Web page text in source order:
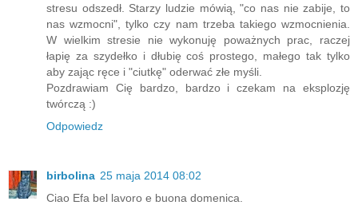
stresu odszedł. Starzy ludzie mówią, "co nas nie zabije, to
nas wzmocni", tylko czy nam trzeba takiego wzmocnienia.
W wielkim stresie nie wykonuję poważnych prac, raczej
łapię za szydełko i dłubię coś prostego, małego tak tylko
aby zając ręce i "ciutkę" oderwać złe myśli.
Pozdrawiam Cię bardzo, bardzo i czekam na eksplozję
twórczą :)
Odpowiedz
birbolina 25 maja 2014 08:02
Ciao Efa bel lavoro e buona domenica.